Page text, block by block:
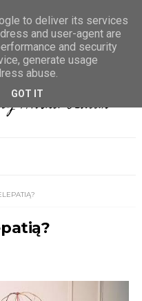
to deliver its services
and user-agent are
and security
generate usage
abuse.
GOT IT